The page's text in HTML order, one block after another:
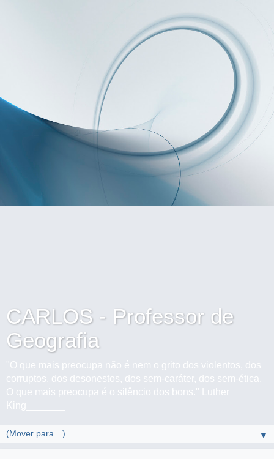
CARLOS - Professor de
Geografia
"O que mais preocupa não é nem o grito dos violentos, dos
corruptos, dos desonestos, dos sem-caráter, dos sem-ética.
O que mais preocupa é o silêncio dos bons." Luther
King_______
▼